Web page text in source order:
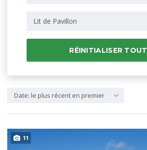
Lit de Pavillon
RÉINITIALISER TOUT
Date: le plus récent en premier
11